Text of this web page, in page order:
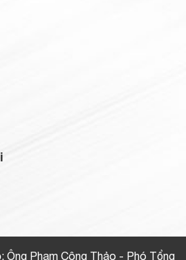
: Ông Phạm Công Thảo - Phó Tổng